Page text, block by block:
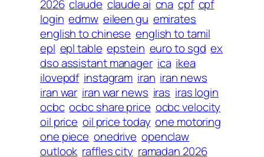
2026 claude claude ai cna cpf cpf
login edmw eileen gu emirates
english to chinese english to tamil
epl epl table epstein euro to sgd ex
dso assistant manager ica ikea
ilovepdf instagram iran iran news
iran war iran war news iras iras login
ocbc ocbc share price ocbc velocity
oil price oil price today one motoring
one piece onedrive openclaw
outlook raffles city ramadan 2026